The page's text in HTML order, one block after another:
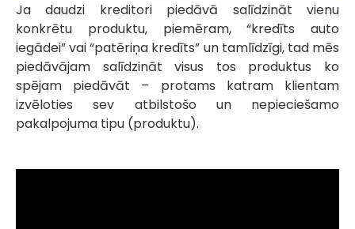
Ja daudzi kreditori piedāvā salīdzināt vienu
konkrētu produktu, piemēram, “kredīts auto
iegādei” vai “patēriņa kredīts” un tamlīdzīgi, tad mēs
piedāvājam salīdzināt visus tos produktus ko
spējam piedāvāt – protams katram klientam
izvēloties sev atbilstošo un nepieciešamo
pakalpojuma tipu (produktu).